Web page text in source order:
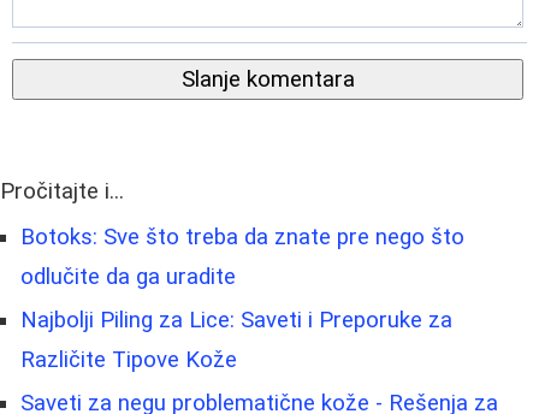
Slanje komentara
Pročitajte i...
Botoks: Sve što treba da znate pre nego što
odlučite da ga uradite
Najbolji Piling za Lice: Saveti i Preporuke za
Različite Tipove Kože
Saveti za negu problematične kože - Rešenja za